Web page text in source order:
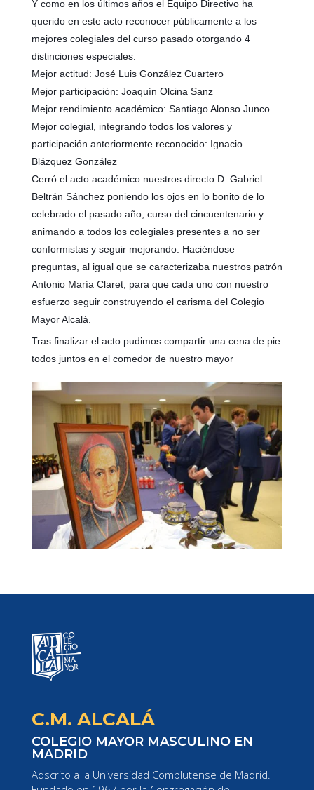
Y como en los últimos años el Equipo Directivo ha
querido en este acto reconocer públicamente a los
mejores colegiales del curso pasado otorgando 4
distinciones especiales:
Mejor actitud: José Luis González Cuartero
Mejor participación: Joaquín Olcina Sanz
Mejor rendimiento académico: Santiago Alonso Junco
Mejor colegial, integrando todos los valores y
participación anteriormente reconocido: Ignacio
Blázquez González
Cerró el acto académico nuestros directo D. Gabriel
Beltrán Sánchez poniendo los ojos en lo bonito de lo
celebrado el pasado año, curso del cincuentenario y
animando a todos los colegiales presentes a no ser
conformistas y seguir mejorando. Haciéndose
preguntas, al igual que se caracterizaba nuestros patrón
Antonio María Claret, para que cada uno con nuestro
esfuerzo seguir construyendo el carisma del Colegio
Mayor Alcalá.
Tras finalizar el acto pudimos compartir una cena de pie
todos juntos en el comedor de nuestro mayor
C.M. ALCALÁ
COLEGIO MAYOR MASCULINO EN
MADRID
Adscrito a la Universidad Complutense de Madrid.